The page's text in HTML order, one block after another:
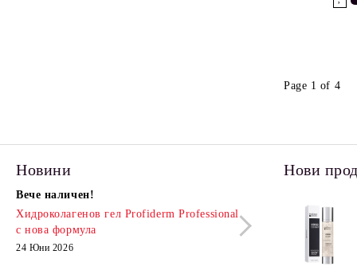
Page 1 of 4
Новини
Вече наличен!
Хидроколагенов гел Profiderm Professional
с нова формула
24 Юни 2026
Хидрогел
13 Юни 2026
Нови